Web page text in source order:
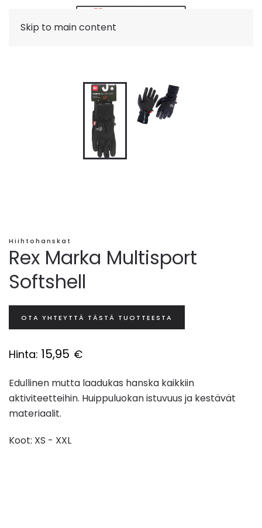
Skip to main content
Hiihtohanskat
Rex Marka Multisport
Softshell
OTA YHTEYTTÄ TÄSTÄ TUOTTEESTA
Hinta: 15,95 €
Edullinen mutta laadukas hanska kaikkiin
aktiviteetteihin. Huippuluokan istuvuus ja kestävät
materiaalit.
Koot: XS - XXL